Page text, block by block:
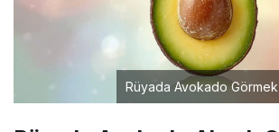
Rüyada Avokado